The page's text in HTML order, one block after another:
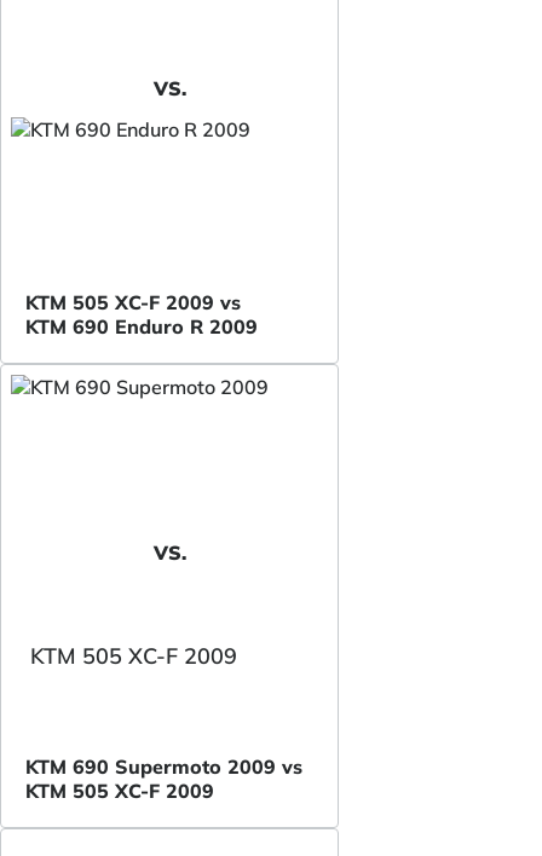
VS.
KTM 505 XC-F 2009 vs
KTM 690 Enduro R 2009
VS.
KTM 505 XC-F 2009
KTM 690 Supermoto 2009 vs
KTM 505 XC-F 2009